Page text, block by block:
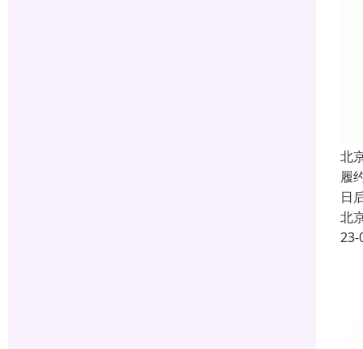
北
履
日
北
23-